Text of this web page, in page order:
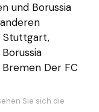
und Borussia
Stuttgart,
Der FC
Sie sich die